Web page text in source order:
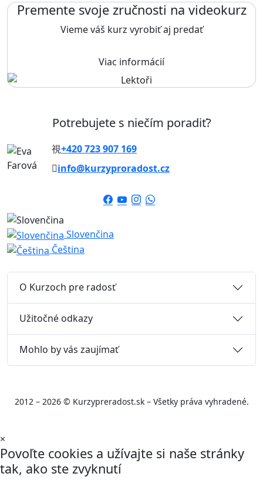
Premente svoje zručnosti na videokurz
Vieme váš kurz vyrobiť aj predať
Viac informácií
Potrebujete s niečím poradiť?
+420 723 907 169
info@kurzyproradost.cz
Slovenčina
Čeština
O Kurzoch pre radosť
Užitočné odkazy
Mohlo by vás zaujímať
2012 – 2026 © Kurzypreradost.sk – Všetky práva vyhradené.
×
Povoľte cookies a užívajte si naše stránky
tak, ako ste zvyknutí